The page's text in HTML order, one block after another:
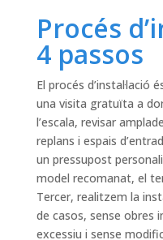
Procés
4 passos
El procés d’instal·lació
una visita gratuïta a
l’escala, revisar
replans i espais
un pressupost
model recomanat, el
Tercer, realitzem la
de casos, sense obres
excessiu i sense